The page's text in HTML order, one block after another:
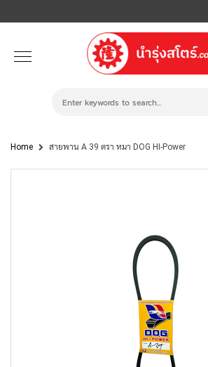
Home สายพาน A 39 ตรา หมา DOG HI-Power